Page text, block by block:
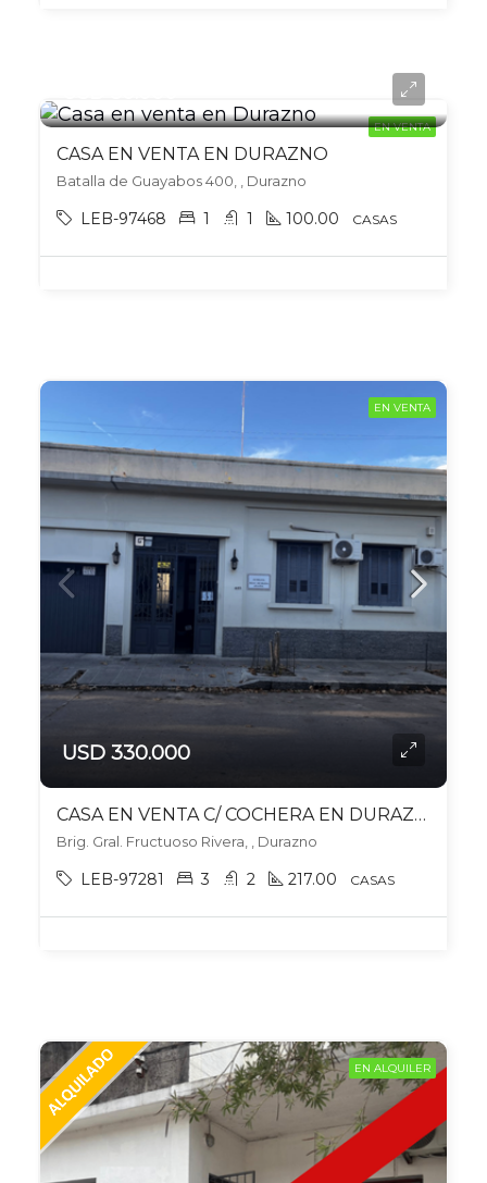
EN VENTA
CASA EN VENTA EN DURAZNO
Batalla de Guayabos 400, , Durazno
LEB-97468 1 1 100.00 CASAS
EN VENTA
USD 330.000
CASA EN VENTA C/ COCHERA EN DURAZNO
Brig. Gral. Fructuoso Rivera, , Durazno
LEB-97281 3 2 217.00 CASAS
EN ALQUILER